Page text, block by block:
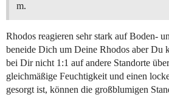
m.
Rhodos reagieren sehr stark auf Boden-
beneide Dich um Deine Rhodos aber Du
bei Dir nicht 1:1 auf andere Standorte
gleichmäßige Feuchtigkeit und einen
gesorgt ist, können die großblumigen